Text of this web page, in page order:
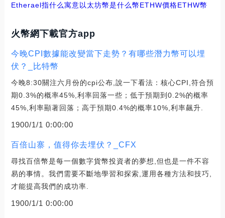
Etherael指什么寓意以太坊幣是什么幣ETHW價格ETHW幣
火幣網下載官方app
今晚CPI數據能改變當下走勢？有哪些潛力幣可以埋
伏？_比特幣
今晚8:30關注六月份的cpi公布,說一下看法：核心CPI,符合預
期0.3%的概率45%,利率回落一些；低于預期到0.2%的概率
45%,利率顯著回落；高于預期0.4%的概率10%,利率飆升.
1900/1/1 0:00:00
百倍山寨，值得你去埋伏？_CFX
尋找百倍幣是每一個數字貨幣投資者的夢想,但也是一件不容
易的事情。我們需要不斷地學習和探索,運用各種方法和技巧,
才能提高我們的成功率.
1900/1/1 0:00:00